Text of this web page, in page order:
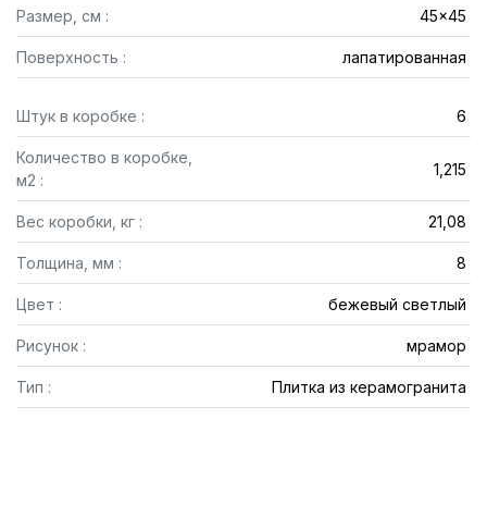
Размер, см : 45x45
Поверхность : лапатированная
Штук в коробке : 6
Количество в коробке,
м2 :
1,215
Вес коробки, кг : 21,08
Толщина, мм : 8
Цвет : бежевый светлый
Рисунок : мрамор
Тип : Плитка из керамогранита